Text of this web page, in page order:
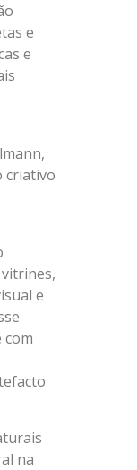
e
e
criativo
e
com
na